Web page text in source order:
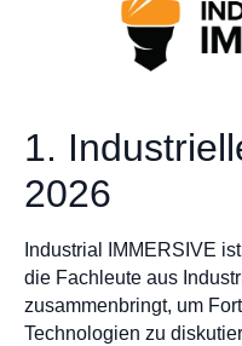
1.
2026
Industrial IMMERSIVE
die Fachleute aus
zusammenbringt, um
Technologien zu